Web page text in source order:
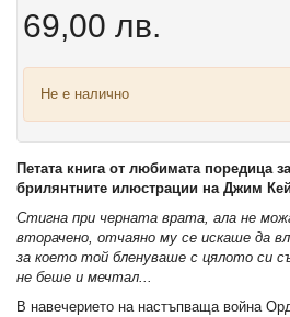
69,00 лв.
Не е налично
Петата книга от любимата поредица
брилянтните илюстрации на Джим
Стигна при черната врата, ала не
вторачено, отчаяно му се искаше да
за което той бленуваше с цялото си
не беше и мечтал...
В навечерието на настъпваща война